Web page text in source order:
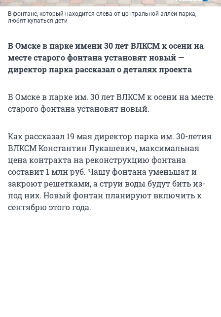
В фонтане, который находится слева от центральной аллеи парка,
любят купаться дети
В Омске в парке имени 30 лет ВЛКСМ к осени на
месте старого фонтана установят новый —
директор парка рассказал о деталях проекта
В Омске в парке им. 30 лет ВЛКСМ к осени на месте
старого фонтана установят новый.
Как рассказал 19 мая директор парка им. 30-летия
ВЛКСМ Константин Лукашевич, максимальная
цена контракта на реконструкцию фонтана
составит 1 млн руб. Чашу фонтана уменьшат и
закроют решетками, а струи воды будут бить из-
под них. Новый фонтан планируют включить к
сентябрю этого года.